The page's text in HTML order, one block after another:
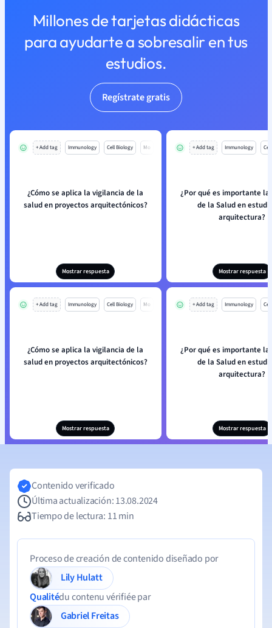
Millones de tarjetas didácticas
para ayudarte a sobresalir en tus
estudios.
Regístrate gratis
+ Add tag Immunology Cell Biology Mo
¿Cómo se aplica la vigilancia de la
salud en proyectos arquitectónicos?
Mostrar respuesta
+ Add tag Immunology
¿Por qué es importante la
de la Salud en
arquitectura?
Mostrar respuesta
+ Add tag Immunology Cell Biology Mo
¿Cómo se aplica la vigilancia de la
salud en proyectos arquitectónicos?
Mostrar respuesta
+ Add tag Immunology
¿Por qué es importante la
de la Salud en
arquitectura?
Mostrar respuesta
Contenido verificado
Última actualización: 13.08.2024
Tiempo de lectura: 11 min
Proceso de creación de contenido diseñado por
Lily Hulatt
Qualitédu contenu vérifiée par
Gabriel Freitas